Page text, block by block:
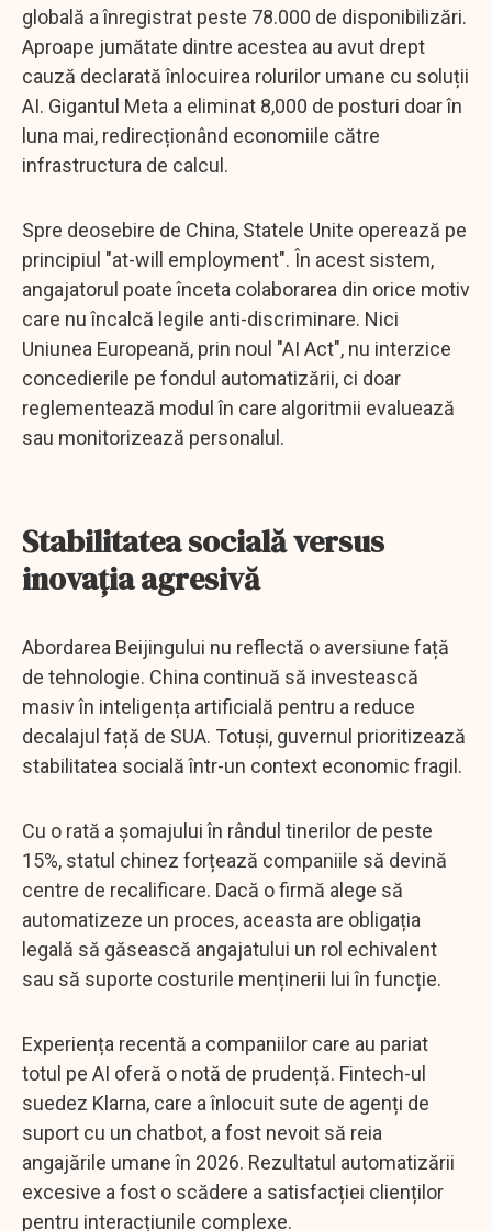
globală a înregistrat peste 78.000 de disponibilizări.
Aproape jumătate dintre acestea au avut drept
cauză declarată înlocuirea rolurilor umane cu soluții
AI. Gigantul Meta a eliminat 8,000 de posturi doar în
luna mai, redirecționând economiile către
infrastructura de calcul.
Spre deosebire de China, Statele Unite operează pe
principiul "at-will employment". În acest sistem,
angajatorul poate înceta colaborarea din orice motiv
care nu încalcă legile anti-discriminare. Nici
Uniunea Europeană, prin noul "AI Act", nu interzice
concedierile pe fondul automatizării, ci doar
reglementează modul în care algoritmii evaluează
sau monitorizează personalul.
Stabilitatea socială versus
inovația agresivă
Abordarea Beijingului nu reflectă o aversiune față
de tehnologie. China continuă să investească
masiv în inteligența artificială pentru a reduce
decalajul față de SUA. Totuși, guvernul prioritizează
stabilitatea socială într-un context economic fragil.
Cu o rată a șomajului în rândul tinerilor de peste
15%, statul chinez forțează companiile să devină
centre de recalificare. Dacă o firmă alege să
automatizeze un proces, aceasta are obligația
legală să găsească angajatului un rol echivalent
sau să suporte costurile menținerii lui în funcție.
Experiența recentă a companiilor care au pariat
totul pe AI oferă o notă de prudență. Fintech-ul
suedez Klarna, care a înlocuit sute de agenți de
suport cu un chatbot, a fost nevoit să reia
angajările umane în 2026. Rezultatul automatizării
excesive a fost o scădere a satisfacției clienților
pentru interacțiunile complexe.